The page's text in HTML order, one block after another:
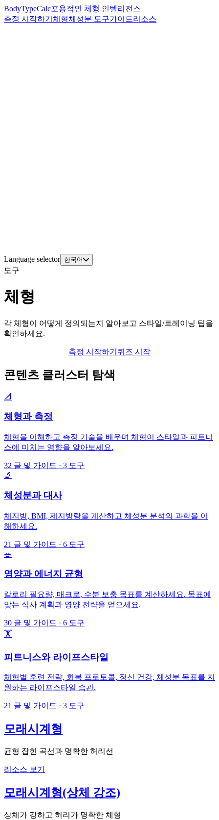
BodyTypeCalc포용적인 체형 인텔리전스
측정 시작하기 체형체성분 도구가이드리소스
Language selector 한국어
도구
체형
각 체형이 어떻게 정의되는지 알아보고 스타일/트레이닝 팁을
확인하세요.
측정 시작하기 퀴즈 시작
콘텐츠 클러스터 탐색
📐
체형과 측정
체형을 이해하고 측정 기술을 배우며 체형이 스타일과 피트니
스에 미치는 영향을 알아보세요.
32 글 및 가이드 · 3 도구
🔬
체성분과 대사
체지방, BMI, 제지방량을 계산하고 체성분 분석의 과학을 이
해하세요.
21 글 및 가이드 · 6 도구
🥗
영양과 에너지 균형
칼로리 필요량, 매크로, 수분 보충 목표를 계산하세요. 목표에
맞는 식사 계획과 영양 전략을 얻으세요.
30 글 및 가이드 · 6 도구
🏋️
피트니스와 라이프스타일
체형별 훈련 전략, 회복 프로토콜, 정신 건강, 체성분 목표를 지
원하는 라이프스타일 습관.
21 글 및 가이드 · 3 도구
모래시계형
균형 잡힌 곡선과 명확한 허리선
리소스 보기
모래시계형(상체 강조)
상체가 강하고 허리가 명확한 체형